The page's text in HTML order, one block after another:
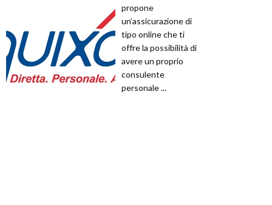
propone
un’assicurazione di
tipo online che ti
offre la possibilità di
avere un proprio
consulente
personale ...